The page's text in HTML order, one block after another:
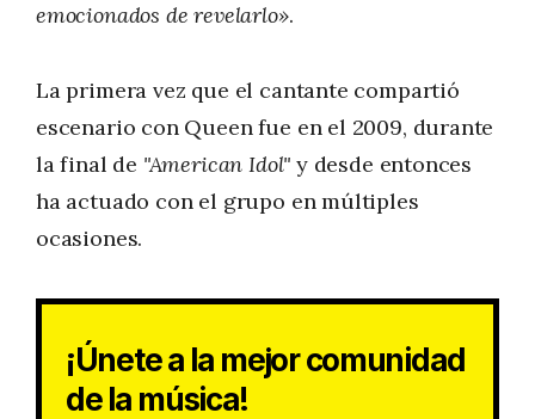
emocionados de revelarlo».
La primera vez que el cantante compartió
escenario con Queen fue en el 2009, durante
la final de "American Idol" y desde entonces
ha actuado con el grupo en múltiples
ocasiones.
¡Únete a la mejor comunidad
de la música!